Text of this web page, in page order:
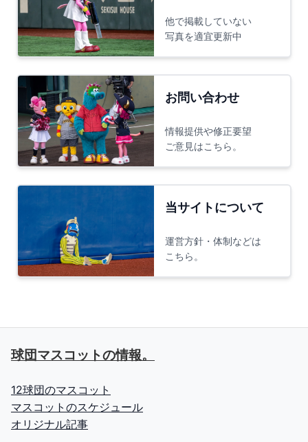
他で掲載していない
写真を適宜更新中
お問い合わせ
情報提供や修正要望
ご意見はこちら。
当サイトについて
運営方針・体制などは
こちら。
球団マスコットの情報。
12球団のマスコット
マスコットのスケジュール
オリジナル記事